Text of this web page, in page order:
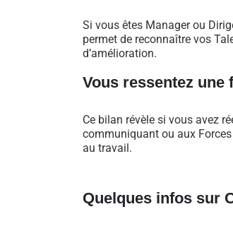
Si vous êtes Manager ou
permet de reconnaître vos
d’amélioration.
Vous ressentez
Ce bilan révèle si vous avez
communiquant ou aux
au travail.
Quelques infos sur